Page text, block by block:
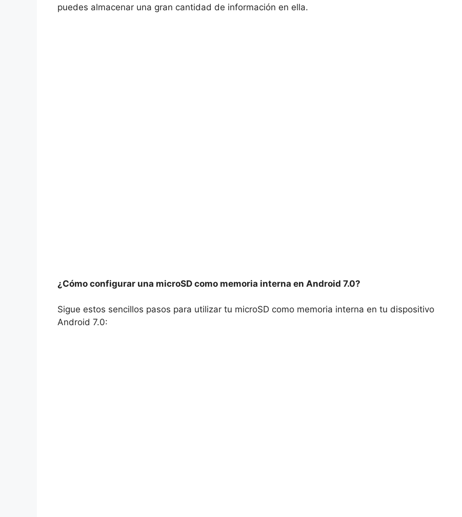
puedes almacenar una gran cantidad de información en ella.
¿Cómo configurar una microSD como memoria interna en Android 7.0?
Sigue estos sencillos pasos para utilizar tu microSD como memoria interna en tu dispositivo
Android 7.0: